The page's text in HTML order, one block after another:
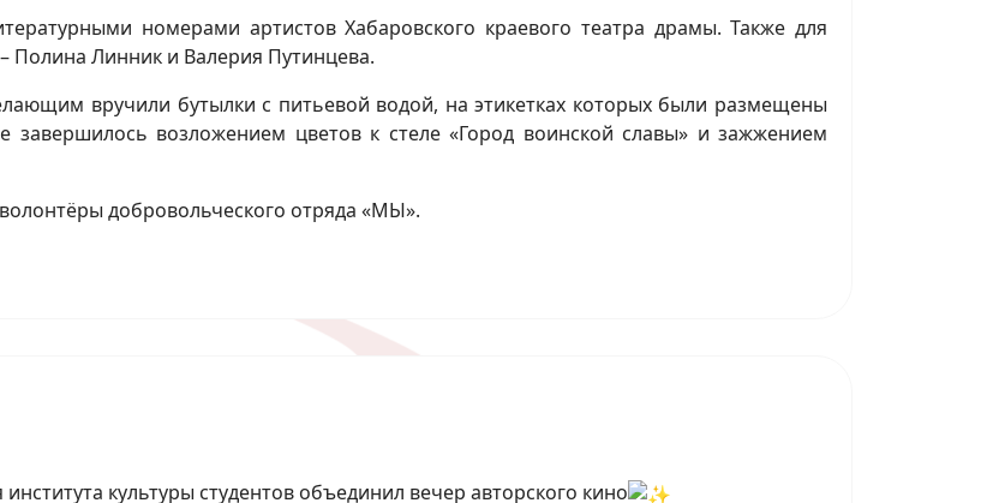
номерами артистов Хабаровского краевого театра драмы. Также для
Полина Линник и Валерия Путинцева.
вручили бутылки с питьевой водой, на этикетках которых были размещены
завершилось возложением цветов к стеле «Город воинской славы» и зажжением
добровольческого отряда «МЫ».
культуры студентов объединил вечер авторского кино